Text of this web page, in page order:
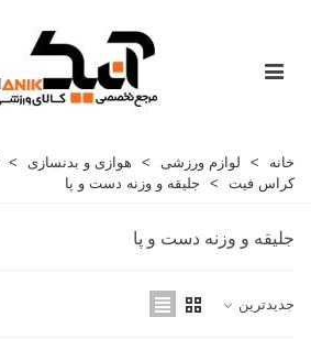
خانه > لوازم ورزشی > هوازی و بدنسازی >
کراس فیت
> جلیقه و وزنه دست و پا
جلیقه و وزنه دست و پا
جدیدترین